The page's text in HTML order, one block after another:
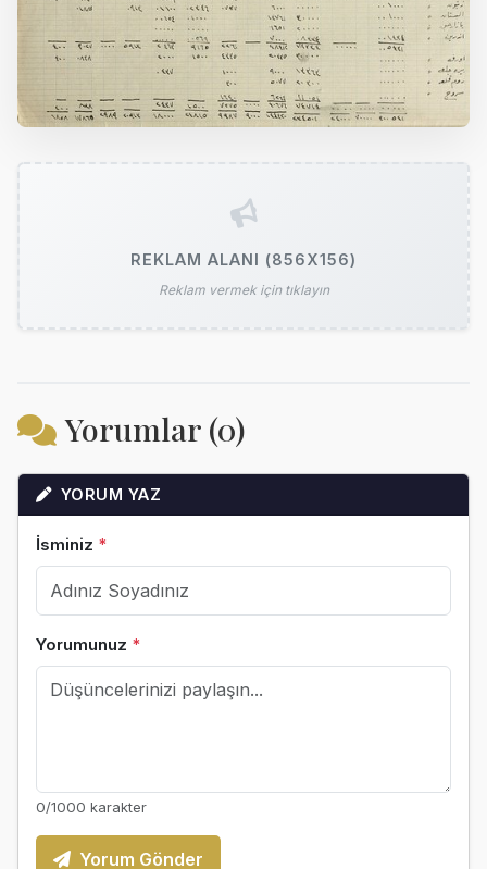
REKLAM ALANI (856X156)
Reklam vermek için tıklayın
Yorumlar (0)
YORUM YAZ
İsminiz *
Yorumunuz *
0/1000 karakter
Yorum Gönder